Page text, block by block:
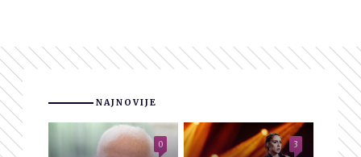
NAJNOVIJE
0 3